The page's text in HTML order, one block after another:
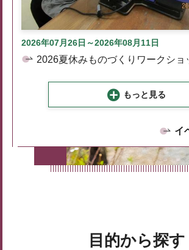
2026年07月26日～2026年08月11日
2026夏休みものづくりワークショ
もっと見る
イ
目的から探す